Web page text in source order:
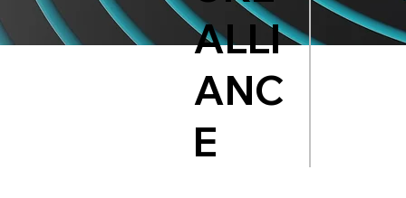
ALLI
ANC
E